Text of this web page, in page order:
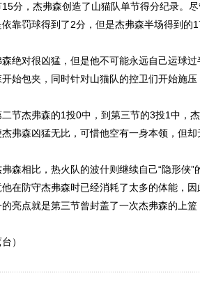
，杰弗森创造了山猫队单节得分纪录。尽
靠罚球得到了2分，但是杰弗森半场得到的
对很凶猛，但是他不可能永远自己运球过
始包夹，同时针对山猫队的控卫们开始施
杰弗森的1投0中，到第三节的3投1中，杰
弗森凶猛无比，可惜他空有一身本领，但却
相比，热火队的波什则继续自己“隐形侠”
他在防守杰弗森时已经消耗了太多的体能，
亮点就是第三节曾封盖了一次杰弗森的上篮
）